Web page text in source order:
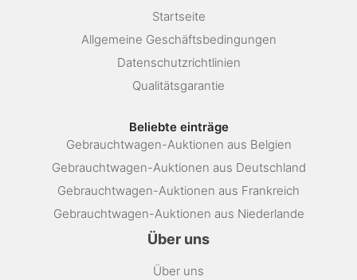
Startseite
Allgemeine Geschäftsbedingungen
Datenschutzrichtlinien
Qualitätsgarantie
Beliebte einträge
Gebrauchtwagen-Auktionen aus Belgien
Gebrauchtwagen-Auktionen aus Deutschland
Gebrauchtwagen-Auktionen aus Frankreich
Gebrauchtwagen-Auktionen aus Niederlande
Über uns
Über uns